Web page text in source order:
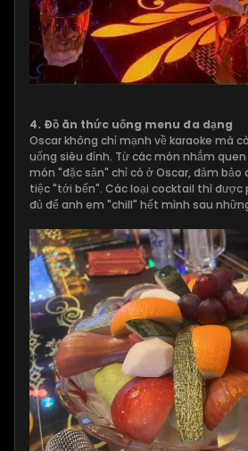
4. Đồ ăn thức uống menu đa dạng
Oscar không chỉ mạnh về karaoke mà
uống siêu đỉnh. Từ các món nhắm
món "đặc sản" chỉ có ở Oscar, đảm
tiệc "tới bến". Các loại cocktail thì được
đủ để anh em "chill" hết mình sau